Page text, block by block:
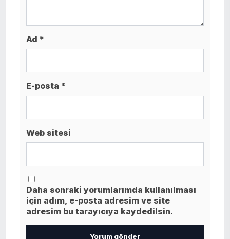
Ad *
E-posta *
Web sitesi
Daha sonraki yorumlarımda kullanılması
için adım, e-posta adresim ve site
adresim bu tarayıcıya kaydedilsin.